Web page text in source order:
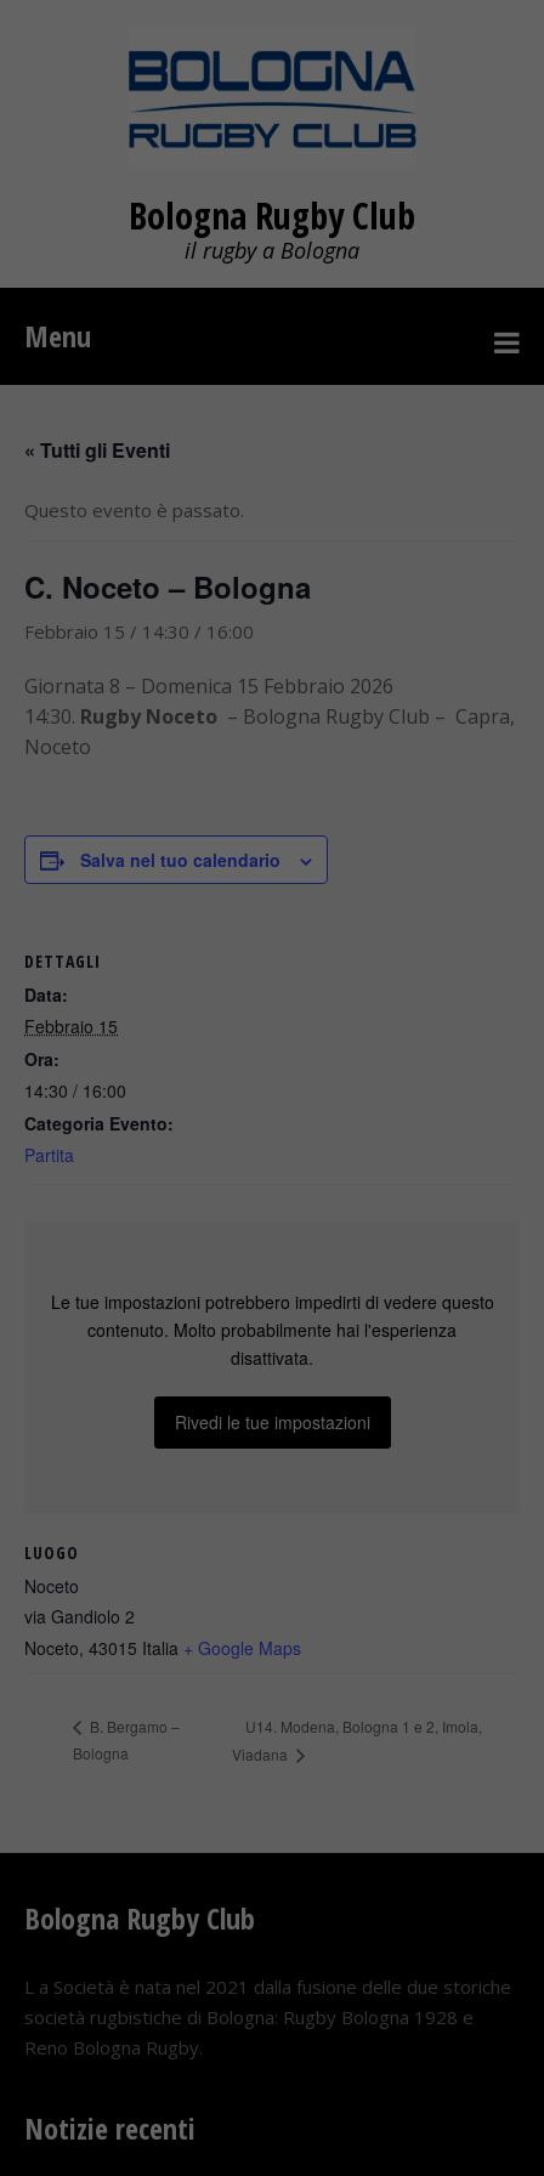
Bologna Rugby Club
il rugby a Bologna
Menu
« Tutti gli Eventi
Questo evento è passato.
C. Noceto – Bologna
Febbraio 15 / 14:30 / 16:00
Giornata 8 – Domenica 15 Febbraio 2026
14:30. Rugby Noceto – Bologna Rugby Club – Capra,
Noceto
Salva nel tuo calendario
DETTAGLI
Data:
Febbraio 15
Ora:
14:30 / 16:00
Categoria Evento:
Partita
LUOGO
Noceto
via Gandiolo 2
Noceto, 43015 Italia + Google Maps
Le tue impostazioni potrebbero impedirti di vedere questo
contenuto. Molto probabilmente hai l'esperienza
disattivata.
Rivedi le tue impostazioni
B. Bergamo –
Bologna
U14. Modena, Bologna 1 e 2, Imola,
Viadana
Bologna Rugby Club
L a Società è nata nel 2021 dalla fusione delle due storiche
società rugbistiche di Bologna: Rugby Bologna 1928 e
Reno Bologna Rugby.
Notizie recenti